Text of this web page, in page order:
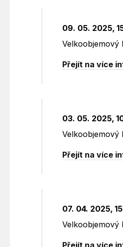
09. 05. 2025,
Velkoobjemový
Přejít na více
03. 05. 2025,
Velkoobjemový
Přejít na více
07. 04. 2025,
Velkoobjemový
Přejít na více